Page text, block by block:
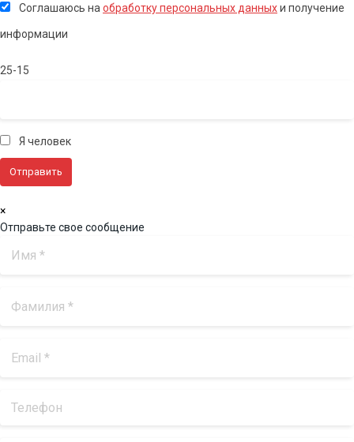
Соглашаюсь на обработку персональных данныхи получение
информации
25-15
Я человек
×
Отправьте свое сообщение